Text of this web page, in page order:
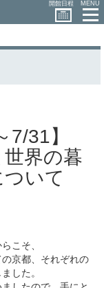
開館日程 MENU
7/31】
世界の暮
いて
こそ、
京都、それぞれの
した。